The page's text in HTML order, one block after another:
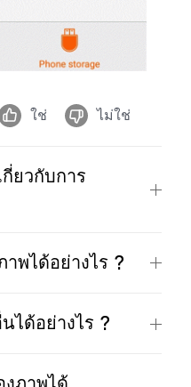
ใช่ ไม่ใช่
ยวกับการ
พได้อย่างไร ?
ได้อย่างไร ?